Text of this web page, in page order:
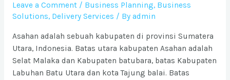
Leave a Comment / Business Planning, Business
Solutions, Delivery Services / By admin
Asahan adalah sebuah kabupaten di provinsi Sumatera
Utara, Indonesia. Batas utara kabupaten Asahan adalah
Selat Malaka dan Kabupaten batubara, batas Kabupaten
Labuhan Batu Utara dan kota Tajung balai. Batas